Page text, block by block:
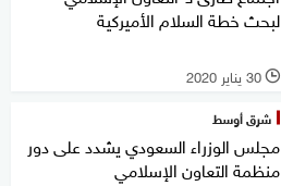
لبحث خطة السلام الأميركية
l 30 يناير 2020
شرق أوسط
مجلس الوزراء السعودي يشدد على دور
منظمة التعاون الإسلامي